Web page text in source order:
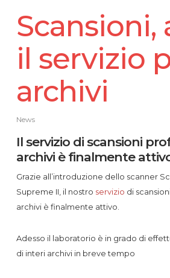
Scansioni,
il servizio
archivi
News
Il servizio di scansioni
archivi è finalmente
Grazie all’introduzione dello scanner
Supreme II, il nostro servizio di
archivi è finalmente attivo.
Adesso il laboratorio è in grado di
di interi archivi in breve tempo